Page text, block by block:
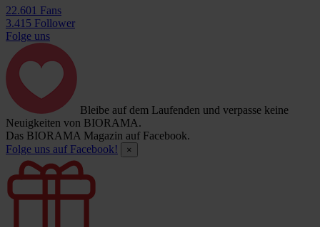
22.601 Fans
3.415 Follower
Folge uns
Bleibe auf dem Laufenden und verpasse keine
Neuigkeiten von BIORAMA.
Das BIORAMA Magazin auf Facebook.
Folge uns auf Facebook!
×